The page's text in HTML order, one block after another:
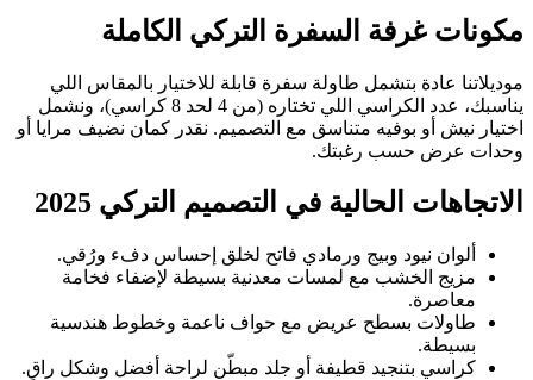
مكونات غرفة السفرة التركي الكاملة
موديلاتنا عادة بتشمل طاولة سفرة قابلة للاختيار بالمقاس اللي
يناسبك، عدد الكراسي اللي تختاره (من 4 لحد 8 كراسي)، ونشمل
اختيار نيش أو بوفيه متناسق مع التصميم. نقدر كمان نضيف مرايا أو
وحدات عرض حسب رغبتك.
الاتجاهات الحالية في التصميم التركي 2025
ألوان نيود وبيج ورمادي فاتح لخلق إحساس دفء ورُقي.
مزيج الخشب مع لمسات معدنية بسيطة لإضفاء فخامة
معاصرة.
طاولات بسطح عريض مع حواف ناعمة وخطوط هندسية
بسيطة.
كراسي بتنجيد قطيفة أو جلد مبطّن لراحة أفضل وشكل راقٍ.